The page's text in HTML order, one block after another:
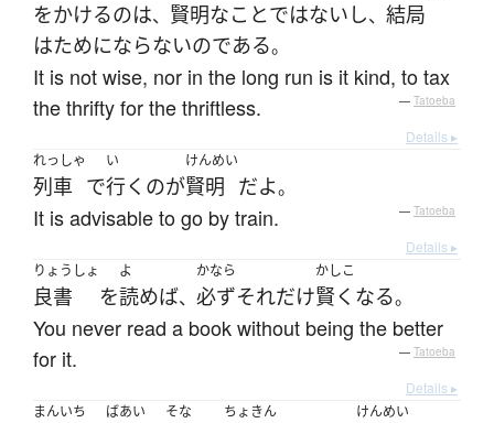
をかけるのは、 賢明なことではない し、 結局
はためにならないのである。
It is not wise, nor in the long run is it kind, to tax
the thrifty for the thriftless.
— Tatoeba
Details ▸
れっしゃ
列車 で
い
行く のが
けんめい
賢明 だよ。
It is advisable to go by train. — Tatoeba
Details ▸
りょうしょ
良書 を
よ
読めば、
かなら
必ずそれだけ
かしこ
賢く なる。
You never read a book without being the better
for it.
— Tatoeba
Details ▸
まんいち
ばあい そな ちょきん けんめい